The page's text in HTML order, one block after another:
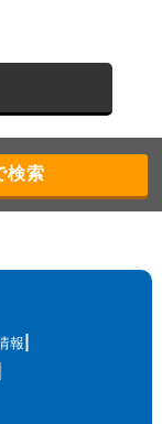
報